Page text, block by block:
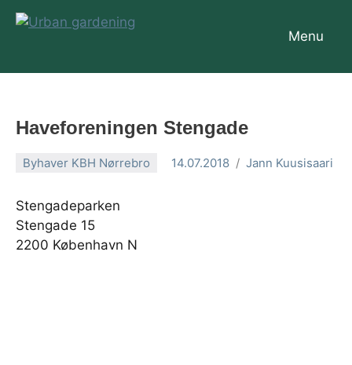
Videre
gardening
Menu
Haveforeningen Stengade
Byhaver KBH Nørrebro 14.07.2018 Jann Kuusisaari
En
Stengadeparken
Stengade 15
2200 København N